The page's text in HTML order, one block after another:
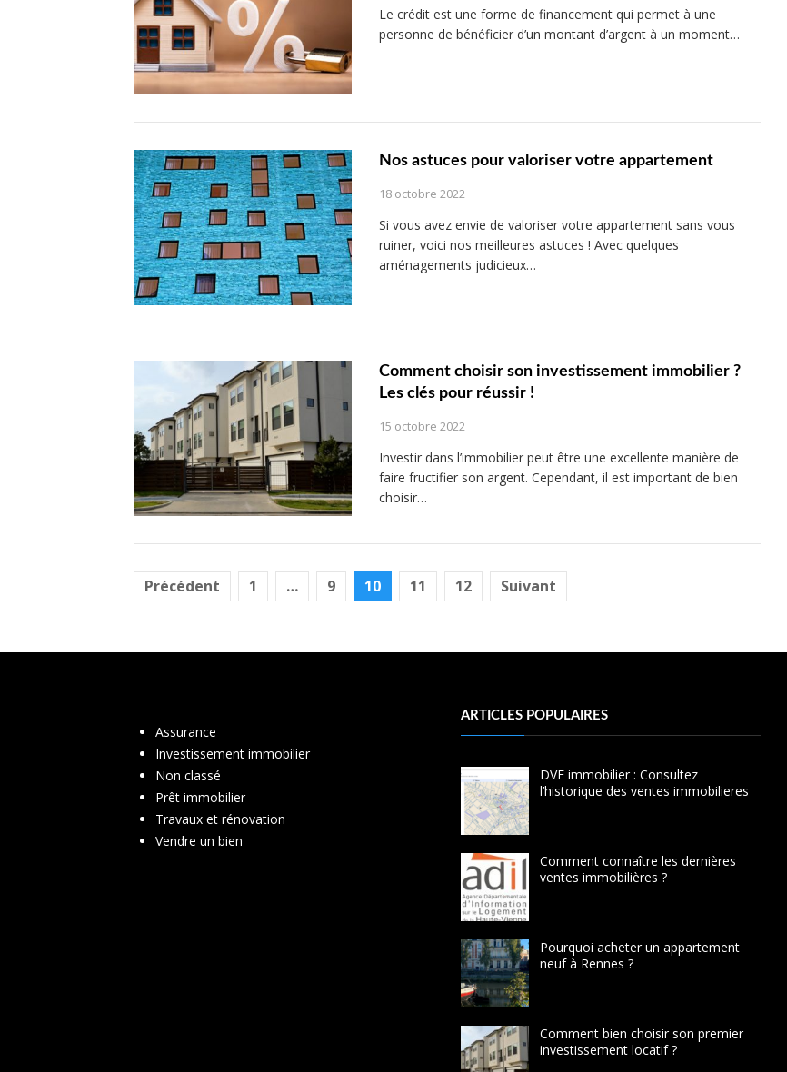
Le crédit est une forme de financement qui permet à une
personne de bénéficier d’un montant d’argent à un moment…
Nos astuces pour valoriser votre appartement
18 octobre 2022
Si vous avez envie de valoriser votre appartement sans vous
ruiner, voici nos meilleures astuces ! Avec quelques
aménagements judicieux…
Comment choisir son investissement immobilier ?
Les clés pour réussir !
15 octobre 2022
Investir dans l’immobilier peut être une excellente manière de
faire fructifier son argent. Cependant, il est important de bien
choisir…
Pagination
Précédent 1 … 9 10 11 12 Suivant
Assurance
Investissement immobilier
Non classé
Prêt immobilier
Travaux et rénovation
Vendre un bien
ARTICLES POPULAIRES
DVF immobilier : Consultez
l’historique des ventes immobilieres
Comment connaître les dernières
ventes immobilières ?
Pourquoi acheter un appartement
neuf à Rennes ?
Comment bien choisir son premier
investissement locatif ?